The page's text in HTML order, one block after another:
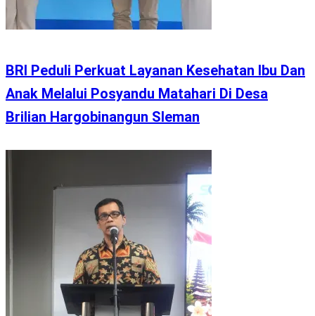
BRI Peduli Perkuat Layanan Kesehatan Ibu Dan
Anak Melalui Posyandu Matahari Di Desa
Brilian Hargobinangun Sleman